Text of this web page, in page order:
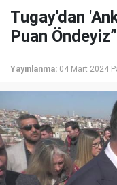
Tugay'dan
Puan Öndeyiz”
Yayınlanma: 04 Mart 2024